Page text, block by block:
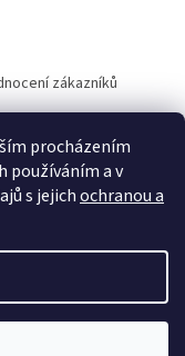
procházením
používáním a v
s jejichochranou a
zákazníků